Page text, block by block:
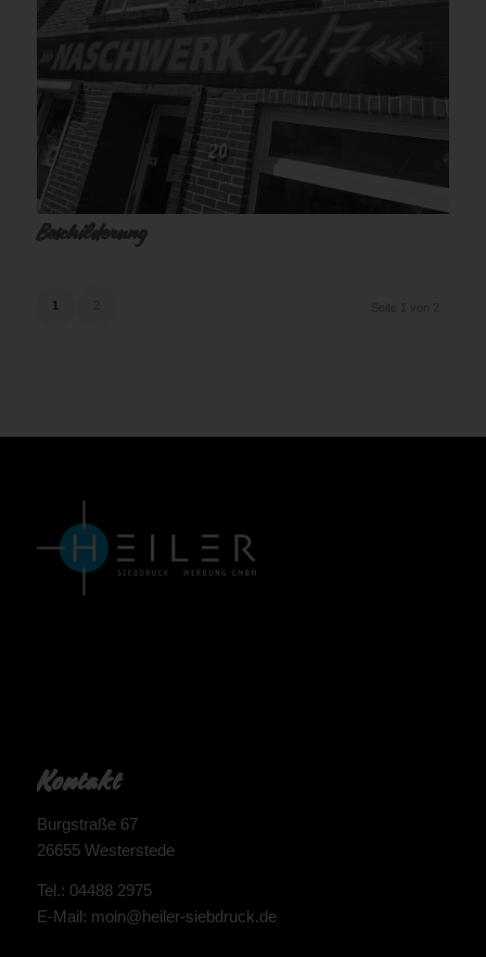
Beschilderung
1
Kontakt
Burgstraße 67
26655 Westerstede
Tel.: 04488 2975
E-Mail: moin@heiler-siebdruck.de